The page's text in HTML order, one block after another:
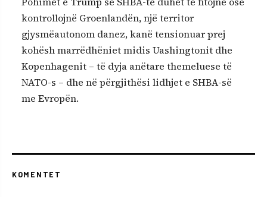
kontrollojnë Groenlandën, një territor
gjysmëautonom danez, kanë tensionuar prej
kohësh marrëdhëniet midis Uashingtonit dhe
Kopenhagenit – të dyja anëtare themeluese të
NATO-s – dhe në përgjithësi lidhjet e SHBA-së
me Evropën.
KOMENTET